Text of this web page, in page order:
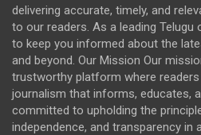
delivering accurate, timely, and
to our readers. As a leading Telugu
to keep you informed about the
and beyond. Our Mission Our
trustworthy platform where
journalism that informs, educates,
committed to upholding the
independence, and transparency in